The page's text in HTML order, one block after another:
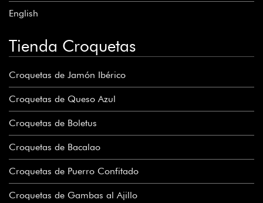
English
Tienda Croquetas
Croquetas de Jamón Ibérico
Croquetas de Queso Azul
Croquetas de Boletus
Croquetas de Bacalao
Croquetas de Puerro Confitado
Croquetas de Gambas al Ajillo